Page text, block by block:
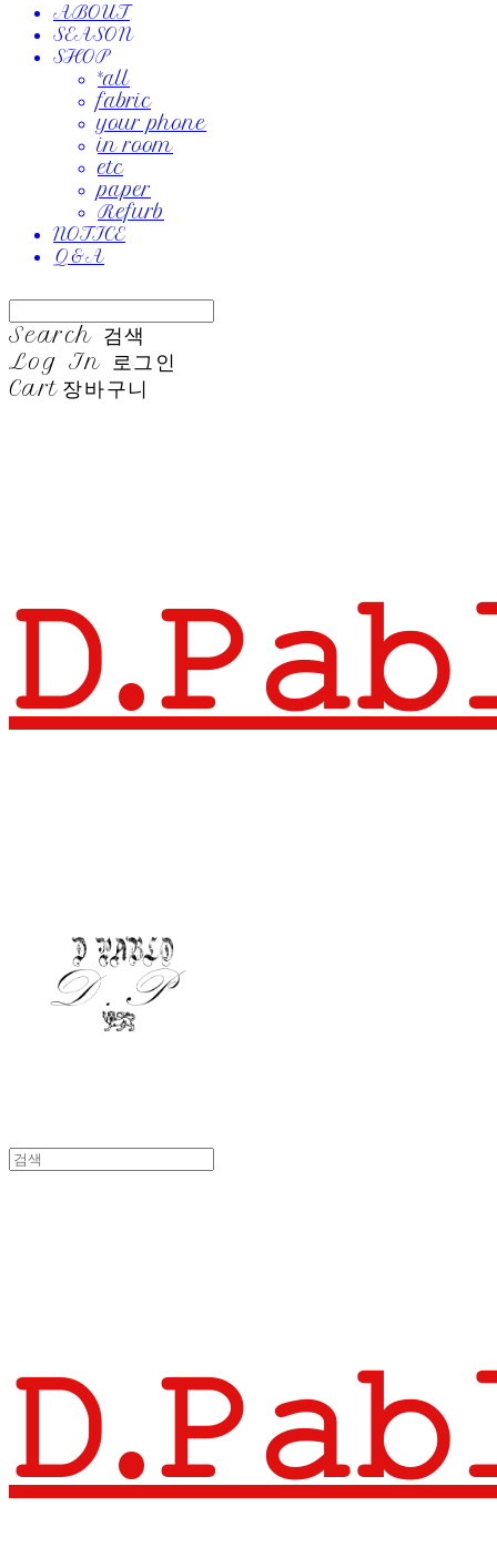
ABOUT
SEASON
SHOP
*all
fabric
your phone
in room
etc
paper
Refurb
NOTICE
Q&A
Search 검색
Log In 로그인
Cart 장바구니